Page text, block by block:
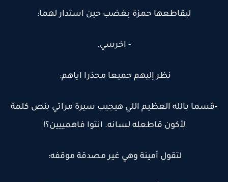
ليقاطعها حمزة بغضب حين استدار لهما:
- اخرسي.
نظر إليهم جميعا محذرا اياهم:
-قسما بالله العظيم اللي هيجيب سيرة مراتي بنص كلمة
لأكون قاطعله لسانه. انتوا فاهمييين؟!
لتقول أمينة وهي غير مصدقة موقفه: